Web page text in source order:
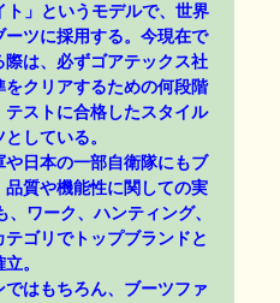
ト」というモデルで、世界
ツに採用する。今現在で
は、必ずゴアテックス社
クリアするための何段階
ストに合格したスタイル
している。
日本の一部自衛隊にもブ
質や機能性に関しての実
ワーク、ハンティング、
ゴリでトップブランドと
。
はもちろん、ブーツファ